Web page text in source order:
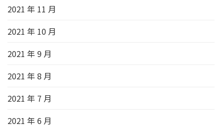
2021 年 11 月
2021 年 10 月
2021 年 9 月
2021 年 8 月
2021 年 7 月
2021 年 6 月